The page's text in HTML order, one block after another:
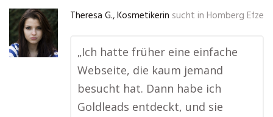
Theresa G., Kosmetikerin sucht in Homberg Efze
„Ich hatte früher eine einfache
Webseite, die kaum jemand
besucht hat. Dann habe ich
Goldleads entdeckt, und sie